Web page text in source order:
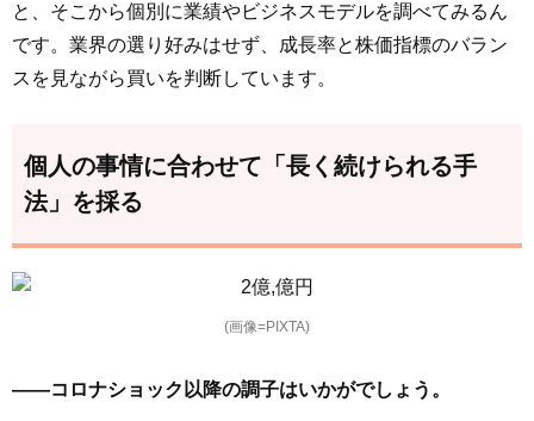
と、そこから個別に業績やビジネスモデルを調べてみるん
です。業界の選り好みはせず、成長率と株価指標のバラン
スを見ながら買いを判断しています。
個人の事情に合わせて「長く続けられる手
法」を採る
(画像=PIXTA)
――コロナショック以降の調子はいかがでしょう。